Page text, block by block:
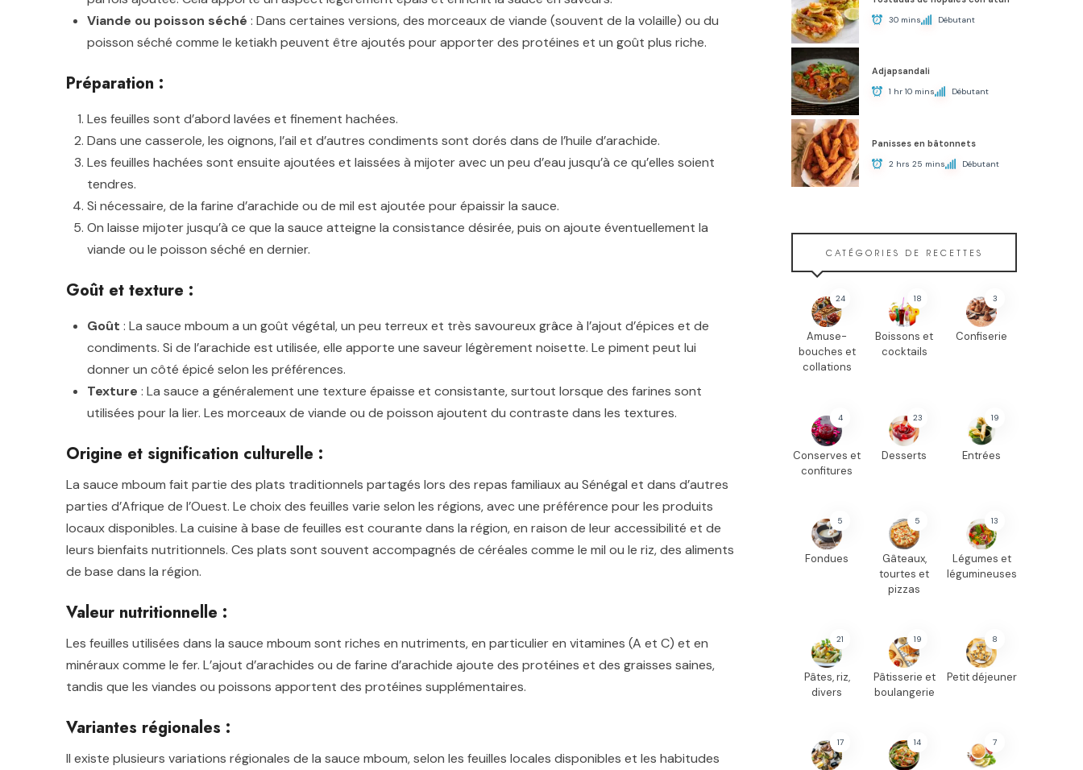
Viande ou poisson séché : Dans certaines versions, des morceaux de viande (souvent de la volaille) ou du
poisson séché comme le ketiakh peuvent être ajoutés pour apporter des protéines et un goût plus riche.
Préparation :
Les feuilles sont d’abord lavées et finement hachées.
Dans une casserole, les oignons, l’ail et d’autres condiments sont dorés dans de l’huile d’arachide.
Les feuilles hachées sont ensuite ajoutées et laissées à mijoter avec un peu d’eau jusqu’à ce qu’elles soient
tendres.
Si nécessaire, de la farine d’arachide ou de mil est ajoutée pour épaissir la sauce.
On laisse mijoter jusqu’à ce que la sauce atteigne la consistance désirée, puis on ajoute éventuellement la
viande ou le poisson séché en dernier.
Goût et texture :
Goût : La sauce mboum a un goût végétal, un peu terreux et très savoureux grâce à l’ajout d’épices et de
condiments. Si de l’arachide est utilisée, elle apporte une saveur légèrement noisette. Le piment peut lui
donner un côté épicé selon les préférences.
Texture : La sauce a généralement une texture épaisse et consistante, surtout lorsque des farines sont
utilisées pour la lier. Les morceaux de viande ou de poisson ajoutent du contraste dans les textures.
Origine et signification culturelle :
La sauce mboum fait partie des plats traditionnels partagés lors des repas familiaux au Sénégal et dans d’autres
parties d’Afrique de l’Ouest. Le choix des feuilles varie selon les régions, avec une préférence pour les produits
locaux disponibles. La cuisine à base de feuilles est courante dans la région, en raison de leur accessibilité et de
leurs bienfaits nutritionnels. Ces plats sont souvent accompagnés de céréales comme le mil ou le riz, des aliments
de base dans la région.
Valeur nutritionnelle :
Les feuilles utilisées dans la sauce mboum sont riches en nutriments, en particulier en vitamines (A et C) et en
minéraux comme le fer. L’ajout d’arachides ou de farine d’arachide ajoute des protéines et des graisses saines,
tandis que les viandes ou poissons apportent des protéines supplémentaires.
Variantes régionales :
Il existe plusieurs variations régionales de la sauce mboum, selon les feuilles locales disponibles et les habitudes
30 mins Débutant
Adjapsandali
1 hr 10 mins Débutant
Panisses en bâtonnets
2 hrs 25 mins Débutant
CATÉGORIES DE RECETTES
24
Amuse-
bouches et
collations
18
Boissons et
cocktails
3
Confiserie
4
Conserves et
confitures
23
Desserts
19
Entrées
5
Fondues
5
Gâteaux,
tourtes et
pizzas
13
Légumes et
légumineuses
21
Pâtes, riz,
divers
19
Pâtisserie et
boulangerie
8
Petit déjeuner
17 14 7